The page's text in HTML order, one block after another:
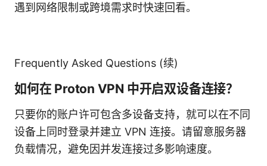
遇到网络限制或跨境需求时快速回看。
Frequently Asked Questions (续)
如何在 Proton VPN 中开启双设备连接？
只要你的账户许可包含多设备支持，就可以在不同
设备上同时登录并建立 VPN 连接。请留意服务器
负载情况，避免因并发连接过多影响速度。